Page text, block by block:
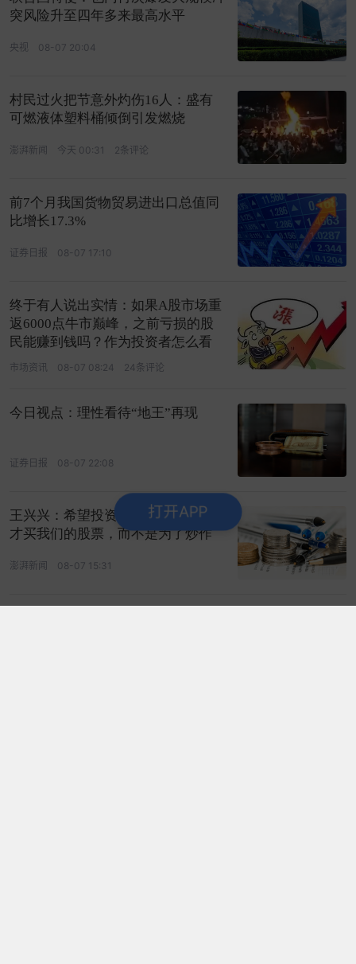
突风险升至四年多来最高水平
央视 08-07 20:04
村民过火把节意外灼伤16人：盛有
可燃液体塑料桶倾倒引发燃烧
澎湃新闻 今天 00:31 2条评论
前7个月我国货物贸易进出口总值同
比增长17.3%
证券日报 08-07 17:10
终于有人说出实情：如果A股市场重
返6000点牛市巅峰，之前亏损的股
民能赚到钱吗？作为投资者怎么看
市场资讯 08-07 08:24 24条评论
今日视点：理性看待“地王”再现
证券日报 08-07 22:08
王兴兴：希望投资者是认同公司价值
才买我们的股票，而不是为了炒作
澎湃新闻 08-07 15:31
打开APP